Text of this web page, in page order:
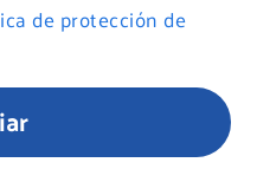
de protección de